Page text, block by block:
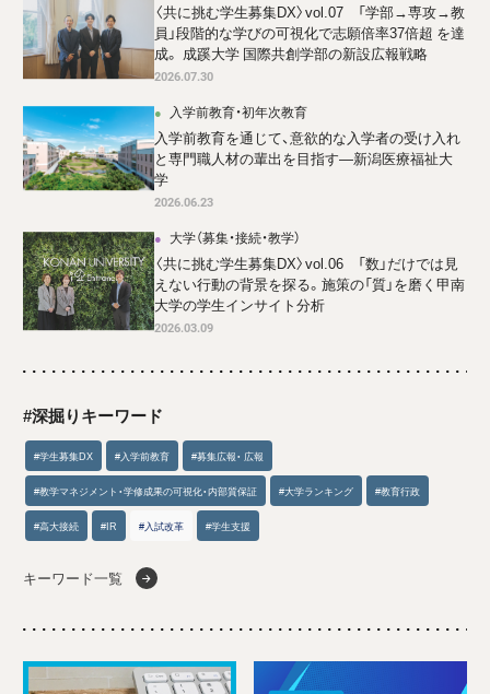
〈共に挑む学生募集DX〉vol.07 「学部→専攻→教
員」段階的な学びの可視化で志願倍率37倍超 を達
成。 成蹊大学 国際共創学部の新設広報戦略
2026.07.30
入学前教育・初年次教育
入学前教育を通じて、意欲的な入学者の受け入れ
と専門職人材の輩出を目指す―新潟医療福祉大
学
2026.06.23
大学（募集・接続・教学）
〈共に挑む学生募集DX〉vol.06 「数」だけでは見
えない行動の背景を探る。施策の「質」を磨く甲南
大学の学生インサイト分析
2026.03.09
#深掘りキーワード
#学生募集DX #入学前教育 #募集広報・ 広報
#教学マネジメント・学修成果の可視化・内部質保証 #大学ランキング #教育行政
#高大接続 #IR #入試改革 #学生支援
キーワード一覧